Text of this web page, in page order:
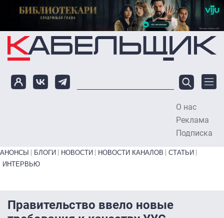
Перейти к основному содержанию
О нас
Реклама
Подписка
Primary links bottom
АНОНСЫ БЛОГИ НОВОСТИ НОВОСТИ КАНАЛОВ
СТАТЬИ
ИНТЕРВЬЮ
Правительство ввело новые